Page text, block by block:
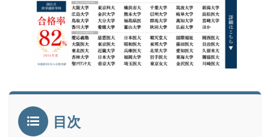
目次